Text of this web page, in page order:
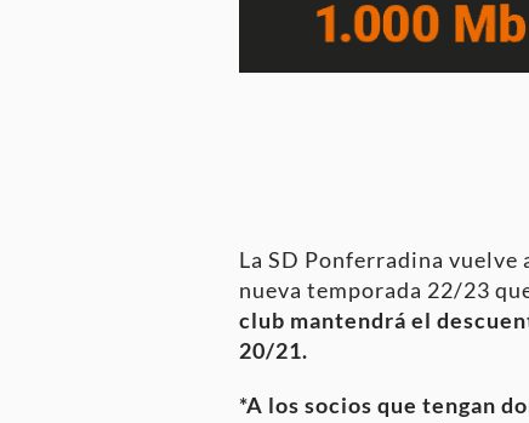
La SD Ponferradina vuelve
nueva temporada 22/23
club mantendrá el
20/21.
*A los socios que tengan